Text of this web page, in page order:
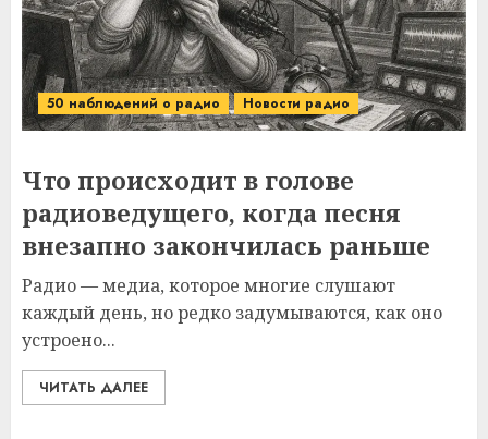
50 наблюдений о радио Новости радио
Что происходит в голове
радиоведущего, когда песня
внезапно закончилась раньше
Радио — медиа, которое многие слушают
каждый день, но редко задумываются, как оно
устроено...
ЧИТАТЬ ДАЛЕЕ